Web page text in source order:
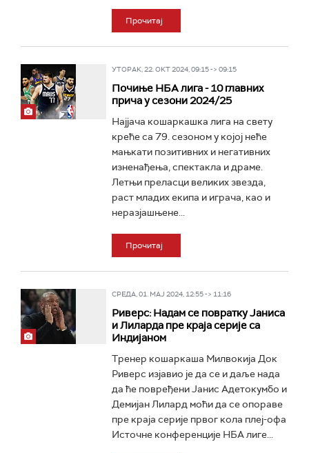
Прочитај
УТОРАК, 22. ОКТ 2024, 09:15 -> 09:15
Почиње НБА лига - 10 главних
прича у сезони 2024/25
Најјача кошаркашка лига на свету
креће са 79. сезоном у којој неће
мањкати позитивних и негативних
изненађења, спектакла и драме.
Летњи преласци великих звезда,
раст младих екипа и играча, као и
неразјашњене...
Прочитај
СРЕДА, 01. МАЈ 2024, 12:55 -> 11:16
Риверс: Надам се повратку Јаниса
и Лиларда пре краја серије са
Индијаном
Тренер кошаркаша Милвокија Док
Риверс изјавио је да се и даље нада
да ће повређени Јанис Адетокумбо и
Демијан Лилард моћи да се опораве
пре краја серије првог кола плеј-офа
Источне конференције НБА лиге...